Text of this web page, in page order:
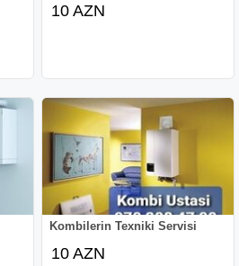
10 AZN
Kombilerin Texniki Servisi
10 AZN